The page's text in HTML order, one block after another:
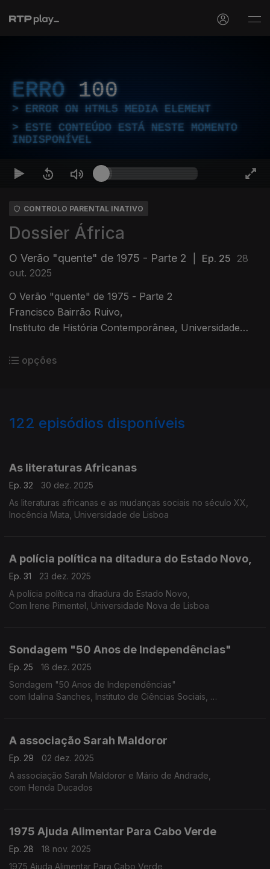
ERRO 100
ERROR ON HTML5 MEDIA ELEMENT
ESTE CONTEÚDO ESTÁ NESTE MOMENTO
INDISPONÍVEL
CONTROLO PARENTAL INATIVO
Dossier África
O Verão "quente" de 1975 - Parte 2 Ep. 25 28
out. 2025
O Verão "quente" de 1975 - Parte 2
Francisco Bairrão Ruivo,
Instituto de História Contemporânea, Universidade
opções
122 episódios disponíveis
As literaturas Africanas
Ep. 32
30 dez. 2025
As literaturas africanas e as mudanças sociais no século XX,
Inocência Mata, Universidade de Lisboa
A polícia política na ditadura do Estado Novo,
Ep. 31
23 dez. 2025
A polícia política na ditadura do Estado Novo,
Com Irene Pimentel, Universidade Nova de Lisboa
Sondagem "50 Anos de Independências"
Ep. 25
16 dez. 2025
Sondagem "50 Anos de Independências"
com Idalina Sanches, Instituto de Ciências Sociais,
A associação Sarah Maldoror
Ep. 29
02 dez. 2025
A associação Sarah Maldoror e Mário de Andrade,
com Henda Ducados
1975 Ajuda Alimentar Para Cabo Verde
Ep. 28
18 nov. 2025
1975 Ajuda Alimentar Para Cabo Verde